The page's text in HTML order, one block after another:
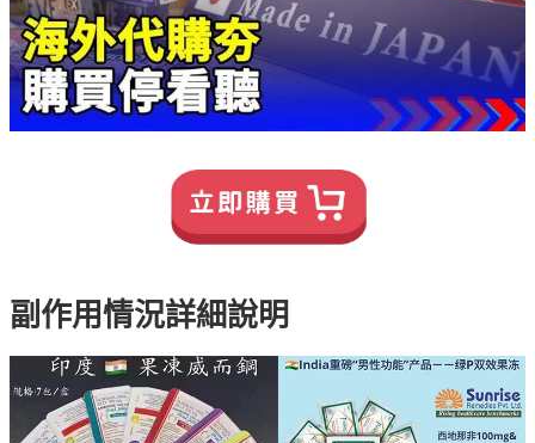
副作用情況詳細說明